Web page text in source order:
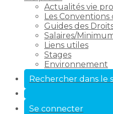
Actualités vie pro
Les Conventions
Guides des
Salaires/
Liens utiles
Stages
Environnement
Rechercher dans le
Se connecter